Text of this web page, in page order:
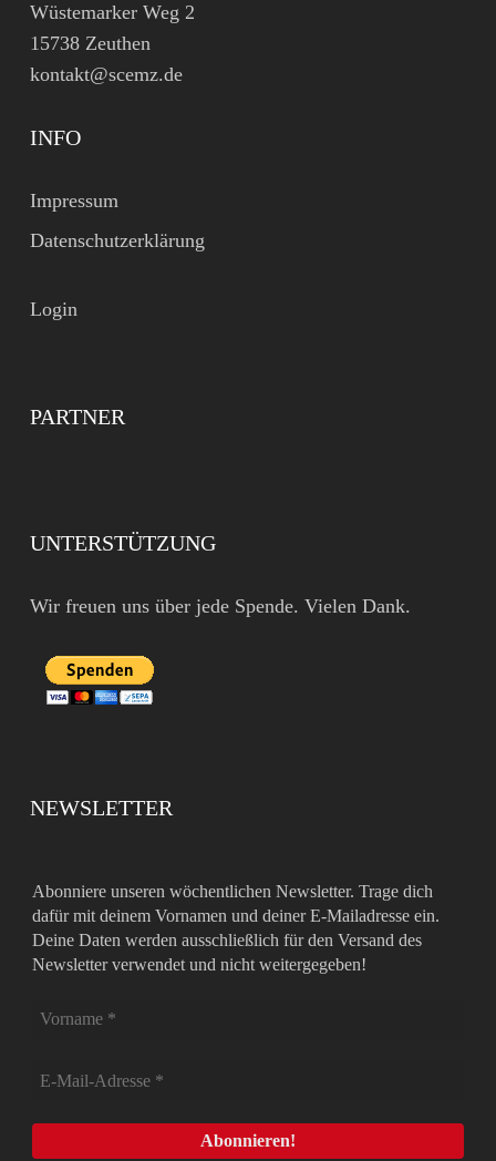
Wüstemarker Weg 2
15738 Zeuthen
kontakt@scemz.de
INFO
Impressum
Datenschutzerklärung
Login
PARTNER
UNTERSTÜTZUNG
Wir freuen uns über jede Spende. Vielen Dank.
NEWSLETTER
Abonniere unseren wöchentlichen Newsletter. Trage dich
dafür mit deinem Vornamen und deiner E-Mailadresse ein.
Deine Daten werden ausschließlich für den Versand des
Newsletter verwendet und nicht weitergegeben!